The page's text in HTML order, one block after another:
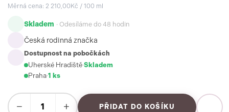
Měrná cena: 2 210,00Kč / 100 ml
Skladem · Odesíláme do 48 hodin
Česká rodinná značka
Dostupnost na pobočkách
Uherské Hradiště·Skladem
Praha·1 ks
− + PŘIDAT DO KOŠÍKU